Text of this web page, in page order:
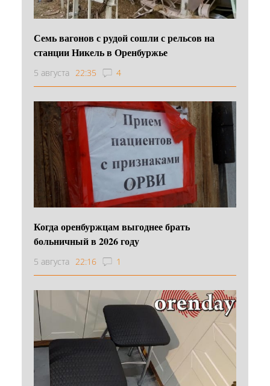
Семь вагонов с рудой сошли с рельсов на
станции Никель в Оренбуржье
5 августа 22:35 4
Когда оренбуржцам выгоднее брать
больничный в 2026 году
5 августа 22:16 1